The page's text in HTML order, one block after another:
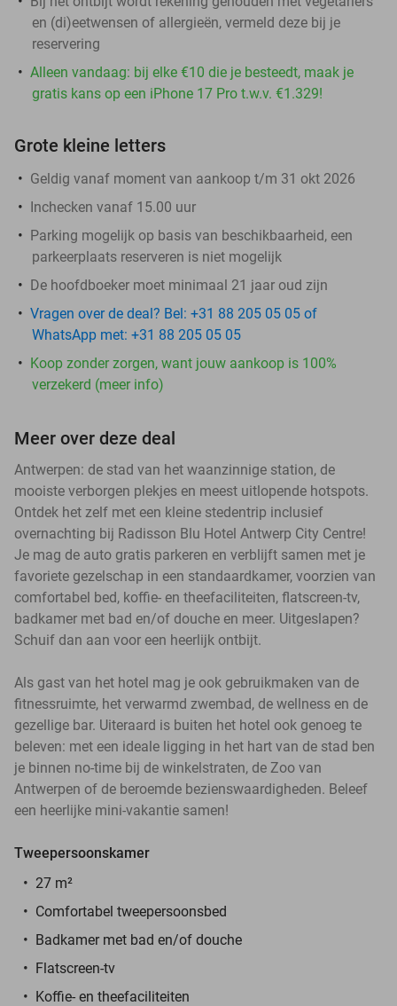
en (di)eetwensen of allergieën, vermeld deze bij je
reservering
Alleen vandaag: bij elke €10 die je besteedt, maak je
gratis kans op een iPhone 17 Pro t.w.v. €1.329!
Grote kleine letters
Geldig vanaf moment van aankoop t/m 31 okt 2026
Inchecken vanaf 15.00 uur
Parking mogelijk op basis van beschikbaarheid, een
parkeerplaats reserveren is niet mogelijk
De hoofdboeker moet minimaal 21 jaar oud zijn
Vragen over de deal? Bel: +31 88 205 05 05 of
WhatsApp met: +31 88 205 05 05
Koop zonder zorgen, want jouw aankoop is 100%
verzekerd (meer info)
Meer over deze deal
Antwerpen: de stad van het waanzinnige station, de
mooiste verborgen plekjes en meest uitlopende hotspots.
Ontdek het zelf met een kleine stedentrip inclusief
overnachting bij Radisson Blu Hotel Antwerp City Centre!
Je mag de auto gratis parkeren en verblijft samen met je
favoriete gezelschap in een standaardkamer, voorzien van
comfortabel bed, koffie- en theefaciliteiten, flatscreen-tv,
badkamer met bad en/of douche en meer. Uitgeslapen?
Schuif dan aan voor een heerlijk ontbijt.
Als gast van het hotel mag je ook gebruikmaken van de
fitnessruimte, het verwarmd zwembad, de wellness en de
gezellige bar. Uiteraard is buiten het hotel ook genoeg te
beleven: met een ideale ligging in het hart van de stad ben
je binnen no-time bij de winkelstraten, de Zoo van
Antwerpen of de beroemde bezienswaardigheden. Beleef
een heerlijke mini-vakantie samen!
Tweepersoonskamer
27 m²
Comfortabel tweepersoonsbed
Badkamer met bad en/of douche
Flatscreen-tv
Koffie- en theefaciliteiten